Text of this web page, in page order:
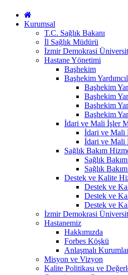
Kurumsal
T.C. Sağlık Bakanı
İl Sağlık Müdürü
İzmir Demokrasi
Hastane Yönetimi
Başhekim
Başhekim
Başhekim
Başhekim
Başhekim
Başhekim
İdari ve Mali İşler
İdari ve Mali
İdari ve Mali
Sağlık Bakım
Sağlık
Sağlık
Destek ve Kalite
Destek ve
Destek ve
Destek ve
İzmir Demokrasi
Hastanemiz
Hakkımızda
Forbes Köşkü
Anlaşmalı
Misyon ve Vizyon
Kalite Politikası ve